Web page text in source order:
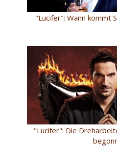
"Lucifer": Wann kommt
"Lucifer": Die